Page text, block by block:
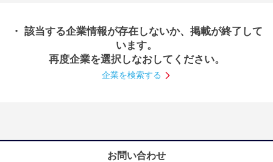
探す
【4年生】
説明会を探す
・ 該当する企業情報が存在しないか、掲載が終了して
います。
再度企業を選択しなおしてください。
企業を検索する
お問い合わせ